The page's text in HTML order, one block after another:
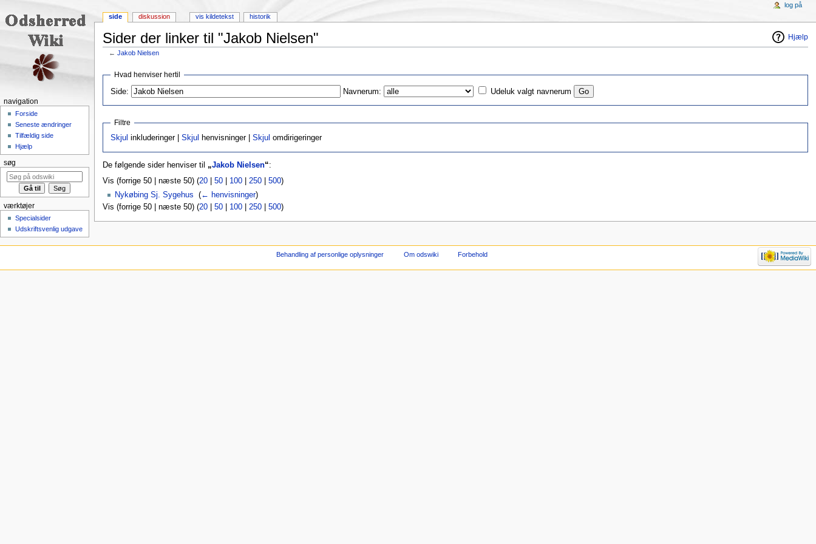
Hjælp
Sider der linker til "Jakob Nielsen"
←Jakob Nielsen
Hvad henviser hertil
Side: Navnerum: Udeluk valgt navnerum
Filtre
Skjul inkluderinger |Skjul henvisninger |Skjul omdirigeringer
De følgende sider henviser til „Jakob Nielsen“:
Vis (forrige 50 | næste 50) (20| 50| 100| 250| 500)
Nykøbing Sj. Sygehus
(← henvisninger)
Vis (forrige 50 | næste 50) (20| 50| 100| 250| 500)
side diskussion vis kildetekst historik
log på
navigation
Forside
Seneste ændringer
Tilfældig side
Hjælp
søg
værktøjer
Specialsider
Udskriftsvenlig udgave
Behandling af personlige oplysninger Om odswiki Forbehold